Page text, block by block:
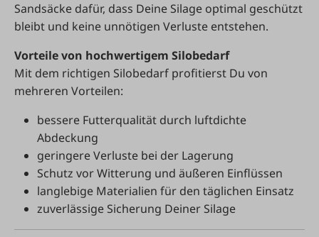
Sandsäcke dafür, dass Deine Silage optimal geschützt
bleibt und keine unnötigen Verluste entstehen.
Vorteile von hochwertigem Silobedarf
Mit dem richtigen Silobedarf profitierst Du von
mehreren Vorteilen:
bessere Futterqualität durch luftdichte
Abdeckung
geringere Verluste bei der Lagerung
Schutz vor Witterung und äußeren Einflüssen
langlebige Materialien für den täglichen Einsatz
zuverlässige Sicherung Deiner Silage